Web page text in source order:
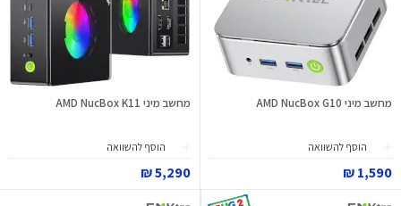
מחשב מיני AMD NucBox G10
הוסף להשוואה
1,590 ₪
מחשב מיני AMD NucBox K11
הוסף להשוואה
5,290 ₪